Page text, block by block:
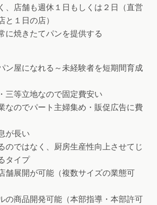
、店舗も週休１日もしくは２日（直営
と１日の店）
に焼きたてパンを提供する
ン屋になれる～未経験者を短期間育成
三等立地なので固定費安い
なのでパート主婦集め・販促広告に費
が長い
のではなく、厨房生産性向上させてじ
タイプ
舗展開が可能（複数サイズの業態可
の商品開発可能（本部指導・本部許可